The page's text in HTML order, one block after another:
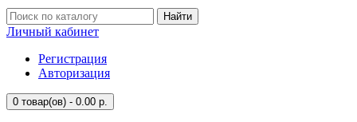
Найти
Личный кабинет
Регистрация
Авторизация
0 товар(ов) - 0.00 р.